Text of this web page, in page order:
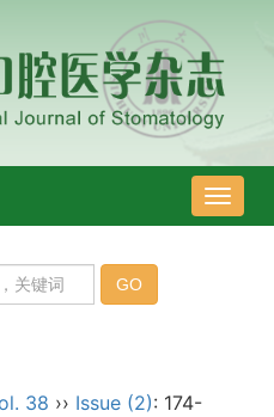
导
航
38 ›› Issue (2): 174-